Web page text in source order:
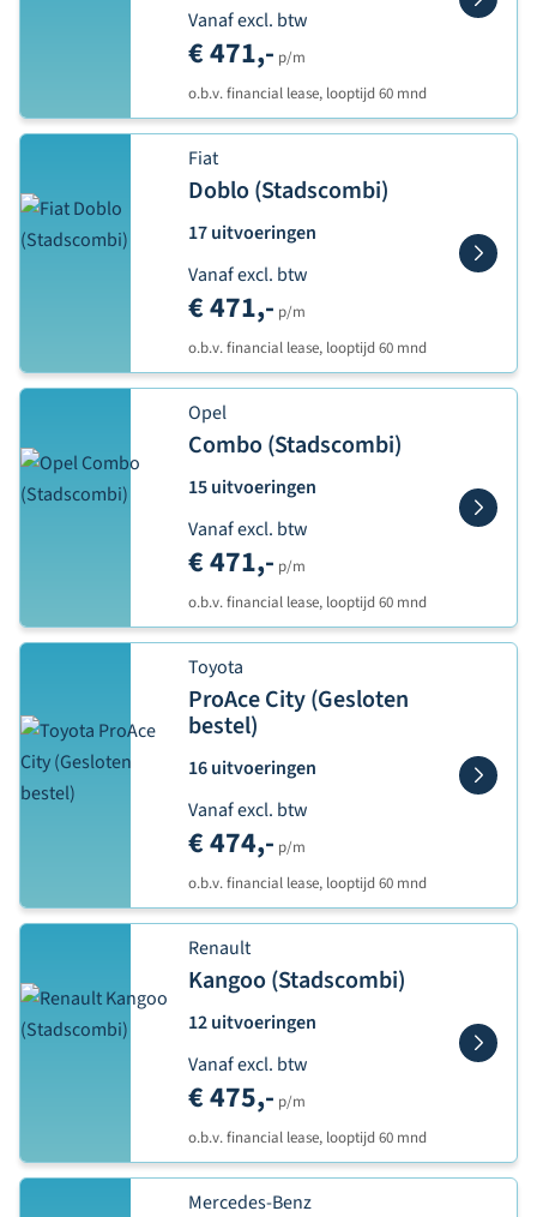
Vanaf excl. btw
€ 471,- p/m
o.b.v. financial lease, looptijd 60 mnd
Fiat
Doblo (Stadscombi)
17 uitvoeringen
Vanaf excl. btw
€ 471,- p/m
o.b.v. financial lease, looptijd 60 mnd
Opel
Combo (Stadscombi)
15 uitvoeringen
Vanaf excl. btw
€ 471,- p/m
o.b.v. financial lease, looptijd 60 mnd
Toyota
ProAce City (Gesloten
bestel)
16 uitvoeringen
Vanaf excl. btw
€ 474,- p/m
o.b.v. financial lease, looptijd 60 mnd
Renault
Kangoo (Stadscombi)
12 uitvoeringen
Vanaf excl. btw
€ 475,- p/m
o.b.v. financial lease, looptijd 60 mnd
Mercedes-Benz